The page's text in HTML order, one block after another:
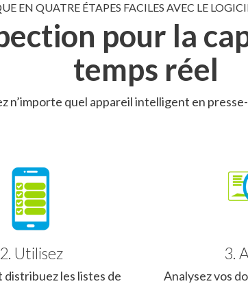
EN QUATRE ÉTAPES FACILES AVEC LE
pour la
temps réel
n’importe quel appareil intelligent en
2. Utilisez
distribuez les listes de
3.
Analysez vos